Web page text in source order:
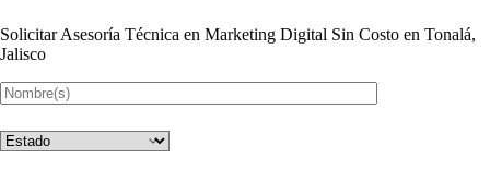
Solicitar Asesoría Técnica en Marketing Digital Sin Costo en Tonalá,
Jalisco